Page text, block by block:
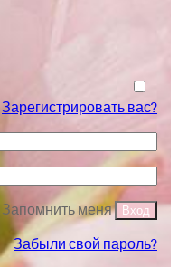
Зарегистрировать вас?
Запомнить меня
Вход
Забыли свой пароль?